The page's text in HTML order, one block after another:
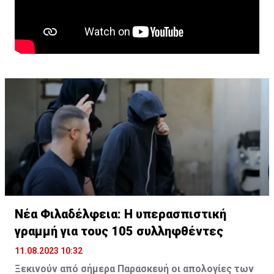
Νέα Φιλαδέλφεια: Η υπερασπιστική
γραμμή για τους 105 συλληφθέντες
11.08.2023 10:32
Ξεκινούν από σήμερα Παρασκευή οι απολογίες των